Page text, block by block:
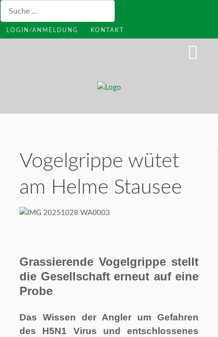
LOGIN/ANMELDUNG KONTAKT
Vogelgrippe wütet
am Helme Stausee
Grassierende Vogelgrippe stellt
die Gesellschaft erneut auf eine
Probe
Das Wissen der Angler um Gefahren
des H5N1 Virus und entschlossenes